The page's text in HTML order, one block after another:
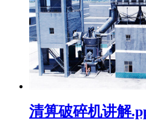
清箅破碎机讲解